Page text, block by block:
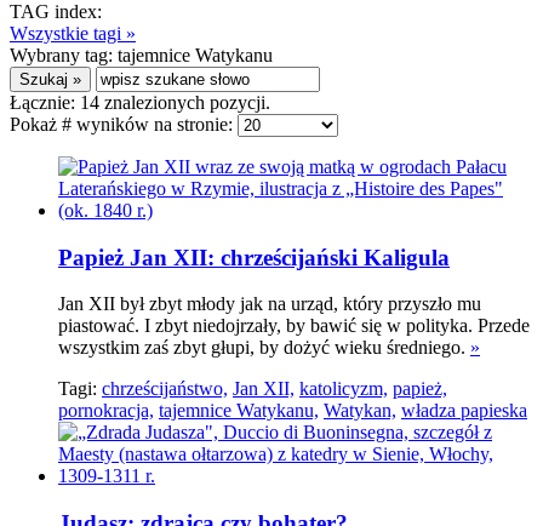
TAG index:
Wszystkie tagi »
Wybrany tag: tajemnice Watykanu
Łącznie: 14 znalezionych pozycji.
Pokaż # wyników na stronie:
Papież Jan XII: chrześcijański Kaligula
Jan XII był zbyt młody jak na urząd, który przyszło mu
piastować. I zbyt niedojrzały, by bawić się w polityka. Przede
wszystkim zaś zbyt głupi, by dożyć wieku średniego. »
Tagi: chrześcijaństwo, Jan XII, katolicyzm, papież,
pornokracja, tajemnice Watykanu, Watykan, władza papieska